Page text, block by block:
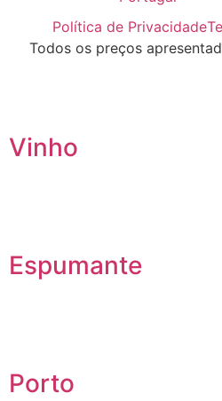
Política de Privacidade
Todos os preços
Vinho
Espumante
Porto